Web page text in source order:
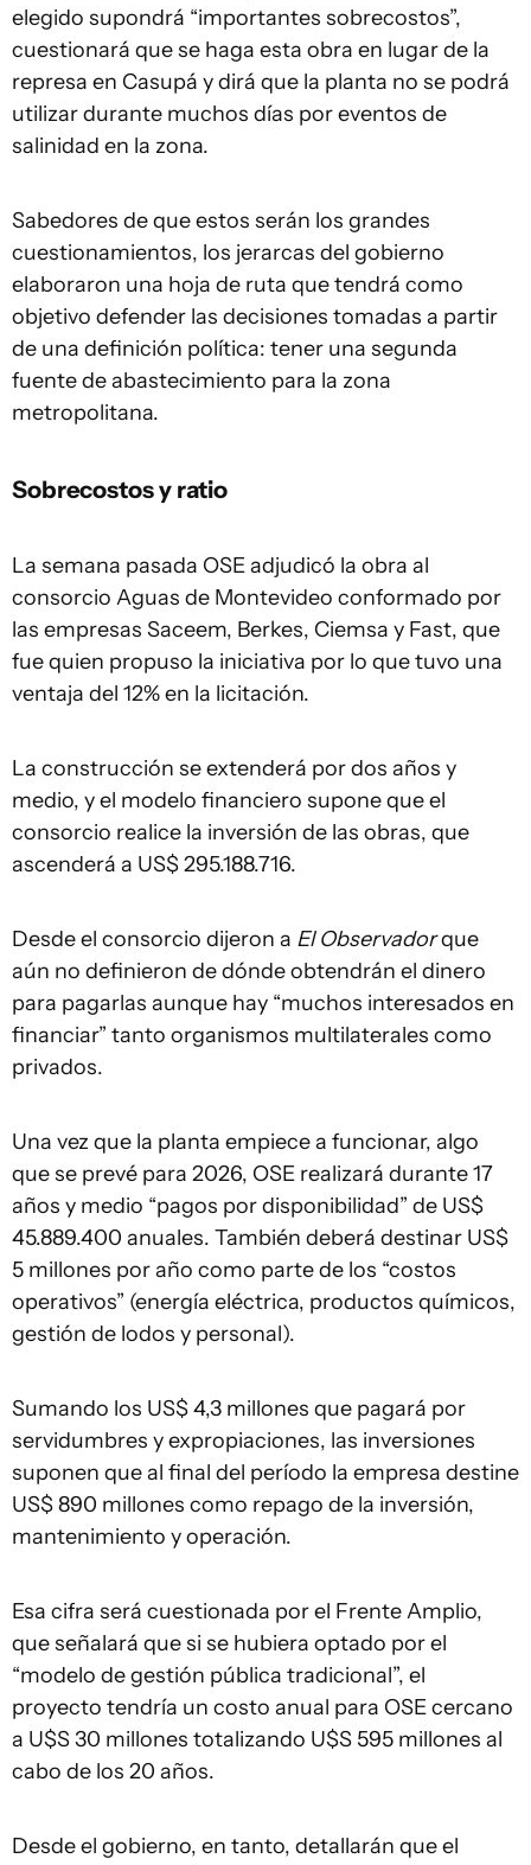
elegido supondrá “importantes sobrecostos”,
cuestionará que se haga esta obra en lugar de la
represa en Casupá y dirá que la planta no se podrá
utilizar durante muchos días por eventos de
salinidad en la zona.
Sabedores de que estos serán los grandes
cuestionamientos, los jerarcas del gobierno
elaboraron una hoja de ruta que tendrá como
objetivo defender las decisiones tomadas a partir
de una definición política: tener una segunda
fuente de abastecimiento para la zona
metropolitana.
Sobrecostos y ratio
La semana pasada OSE adjudicó la obra al
consorcio Aguas de Montevideo conformado por
las empresas Saceem, Berkes, Ciemsa y Fast, que
fue quien propuso la iniciativa por lo que tuvo una
ventaja del 12% en la licitación.
La construcción se extenderá por dos años y
medio, y el modelo financiero supone que el
consorcio realice la inversión de las obras, que
ascenderá a US$ 295.188.716.
Desde el consorcio dijeron a El Observadorque
aún no definieron de dónde obtendrán el dinero
para pagarlas aunque hay “muchos interesados en
financiar” tanto organismos multilaterales como
privados.
Una vez que la planta empiece a funcionar, algo
que se prevé para 2026, OSE realizará durante 17
años y medio “pagos por disponibilidad” de US$
45.889.400 anuales. También deberá destinar US$
5 millones por año como parte de los “costos
operativos” (energía eléctrica, productos químicos,
gestión de lodos y personal).
Sumando los US$ 4,3 millones que pagará por
servidumbres y expropiaciones, las inversiones
suponen que al final del período la empresa destine
US$ 890 millones como repago de la inversión,
mantenimiento y operación.
Esa cifra será cuestionada por el Frente Amplio,
que señalará que si se hubiera optado por el
“modelo de gestión pública tradicional”, el
proyecto tendría un costo anual para OSE cercano
a U$S 30 millones totalizando U$S 595 millones al
cabo de los 20 años.
Desde el gobierno, en tanto, detallarán que el